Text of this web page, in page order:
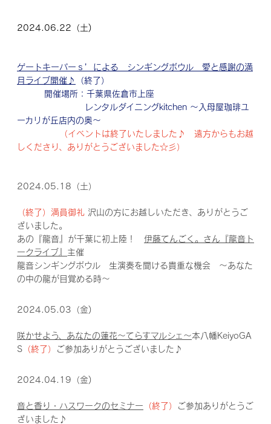
2024.06.22（土)
ゲートキーパーｓ’による シンギングボウル 愛と感謝の満
月ライブ開催♪
（終了）
開催場所：千葉県佐倉市上座
レンタルダイニングkitchen ～入母屋珈琲ユ
ーカリが丘店内の奥～
（イベントは終了いたしました♪ 遠方からもお越
しくださり、ありがとうございました☆彡）
2024.05.18（土）
（終了）満員御礼 沢山の方にお越しいただき、ありがとうご
ざいました。
あの『龍音』が千葉に初上陸！
伊藤てんごく。さん『龍音ト
ークライブ』 主催
龍音シンギングボウル 生演奏を聞ける貴重な機会
～あなた
の中の龍が目覚める時～
2024.05.03（金)
咲かせよう、あなたの蓮花～てらすマルシェ～本八幡KeiyoGA
S （終了） ご参加ありがとうございました♪
2024.04.19（金)
音と香り・ハスワークのセミナー （終了）
ご参加ありがとうご
ざいました♪